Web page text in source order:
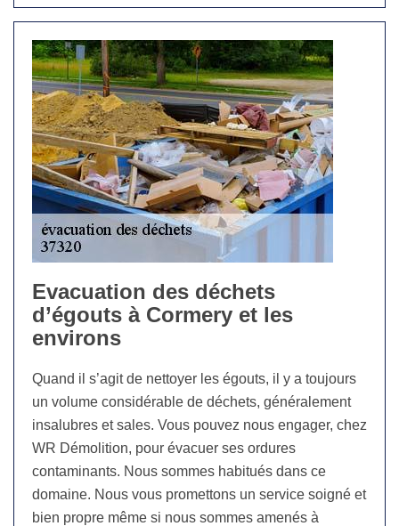
Evacuation des déchets
d’égouts à Cormery et les
environs
Quand il s’agit de nettoyer les égouts, il y a toujours
un volume considérable de déchets, généralement
insalubres et sales. Vous pouvez nous engager, chez
WR Démolition, pour évacuer ses ordures
contaminants. Nous sommes habitués dans ce
domaine. Nous vous promettons un service soigné et
bien propre même si nous sommes amenés à